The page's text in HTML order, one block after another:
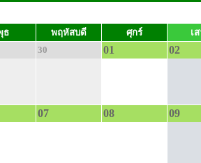
ธ พฤหัสบดี ศุกร์ เ
30 01 02
07 08 09